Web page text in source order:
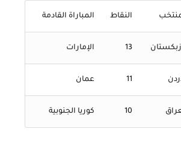
النقاط المباراة القادمة
13 الإمارات
11 عمان
10 كوريا الجنوبية